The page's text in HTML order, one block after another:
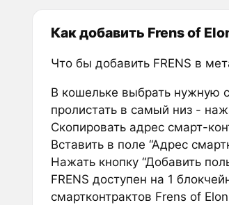
Как добавить Frens of
Что бы добавить FRENS в
В кошельке выбрать нужную
пролистать в самый низ -
Скопировать адрес смарт-
Вставить в поле “Адрес
Нажать кнопку “Добавить
FRENS доступен на 1
смартконтрактов Frens of